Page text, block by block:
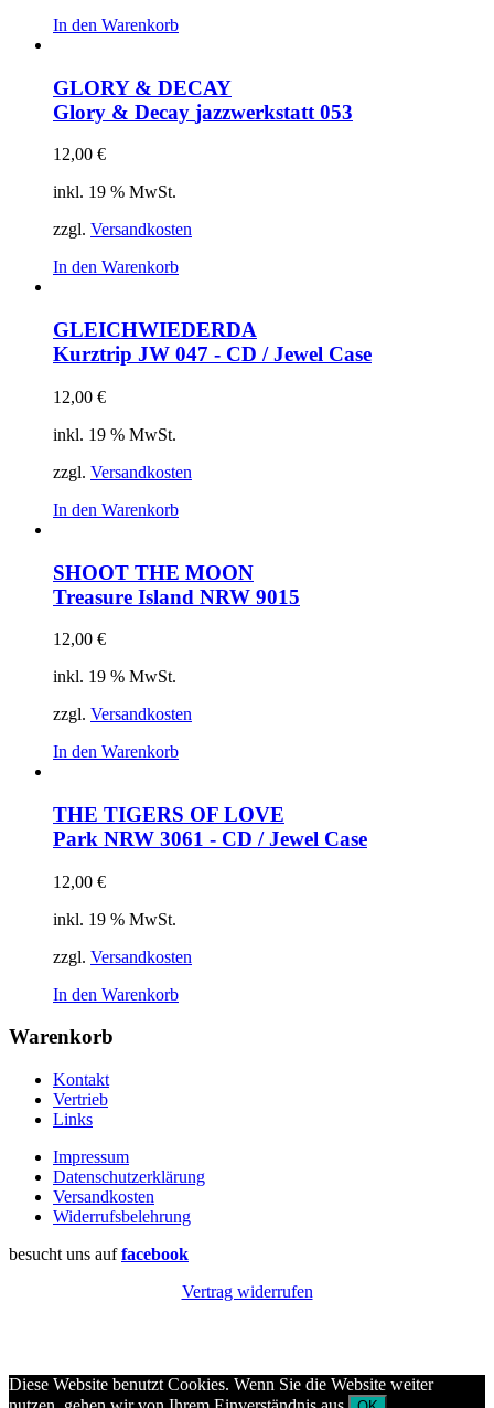
In den Warenkorb
GLORY & DECAY
Glory & Decay jazzwerkstatt 053
12,00 €
inkl. 19 % MwSt.
zzgl. Versandkosten
In den Warenkorb
GLEICHWIEDERDA
Kurztrip JW 047 - CD / Jewel Case
12,00 €
inkl. 19 % MwSt.
zzgl. Versandkosten
In den Warenkorb
SHOOT THE MOON
Treasure Island NRW 9015
12,00 €
inkl. 19 % MwSt.
zzgl. Versandkosten
In den Warenkorb
THE TIGERS OF LOVE
Park NRW 3061 - CD / Jewel Case
12,00 €
inkl. 19 % MwSt.
zzgl. Versandkosten
In den Warenkorb
Warenkorb
Kontakt
Vertrieb
Links
Impressum
Datenschutzerklärung
Versandkosten
Widerrufsbelehrung
besucht uns auffacebook
Vertrag widerrufen
Diese Website benutzt Cookies. Wenn Sie die Website weiter